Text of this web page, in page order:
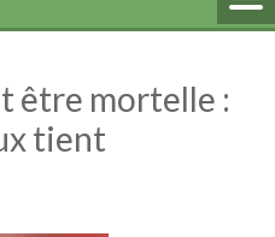
être mortelle :
tient